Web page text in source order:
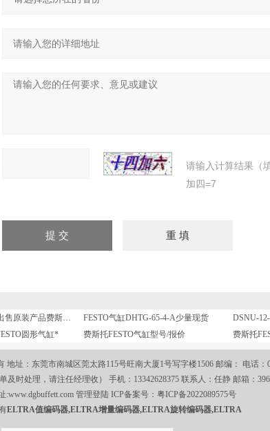
请输入计算结果（
加四=7
ADN-40-50-I-P-A出售原装产品费斯托FESTO气缸
FESTO气缸DHTG-65-4-A少量现货
圆形气缸*
费斯托FESTO气缸型号/报价 费斯托
址：东莞市南城区莞太路115号旺南大厦1号写字楼1506 邮编： 电话：
及时处理，请注任经理收） 手机：13342628375 联系人：任静 邮箱：
:www.dgbuffett.com 管理登陆 ICP备案号： 粤ICP备2022089575号
ELTRA值编码器,ELTRA增量编码器,ELTRA旋转编码器,ELTRA